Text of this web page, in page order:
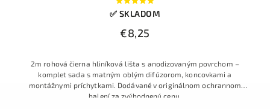
✅ SKLADOM
€8,25
2m rohová čierna hliníková lišta s anodizovaným povrchom –
komplet sada s matným oblým difúzorom, koncovkami a
montážnymi príchytkami. Dodávané v originálnom ochrannom
balení za zvýhodnenú cenu.